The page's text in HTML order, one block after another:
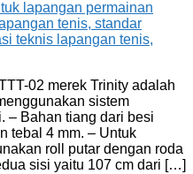
02 merek Trinity adalah
sistem
– Bahan tiang dari besi
tebal 4 mm. – Untuk
roll putar dengan roda
sisi yaitu 107 cm dari […]